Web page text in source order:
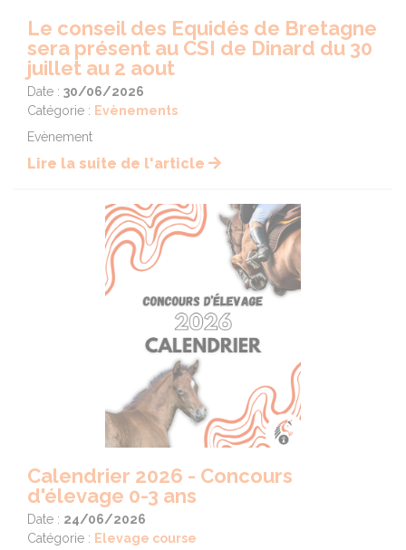
Le conseil des Equidés de Bretagne
sera présent au CSI de Dinard du 30
juillet au 2 aout
Date : 30/06/2026
Catégorie : Evènements
Evènement
Lire la suite de l'article
Calendrier 2026 - Concours
d'élevage 0-3 ans
Date : 24/06/2026
Catégorie : Elevage course